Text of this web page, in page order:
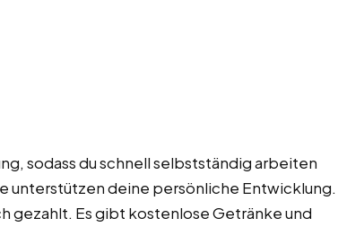
sodass du schnell selbstständig arbeiten
unterstützen deine persönliche Entwicklung.
gezahlt. Es gibt kostenlose Getränke und